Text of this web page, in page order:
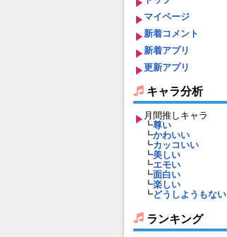
マイページ
新着コメント
新着アプリ
更新アプリ
キャラ分析
月間推しキャラ
┗尊い
┗かわいい
┗カッコいい
┗美しい
┗エモい
┗面白い
┗楽しい
┗どうしようもない
ランキング